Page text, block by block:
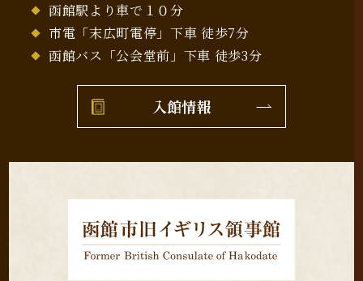
函館駅より車で１０分
市電「末広町電停」下車 徒歩7分
函館バス「公会堂前」下車 徒歩3分
入館情報